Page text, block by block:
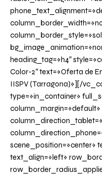
heading_tag=»h4″
Color-2″ text=»Oferta de
IISPV (Tarragona)»][/
type=»in_container»
scene_position=»center»
text_align=»left»